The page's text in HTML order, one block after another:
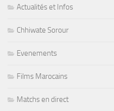
Actualités et Infos
Chhiwate Sorour
Evenements
Films Marocains
Matchs en direct